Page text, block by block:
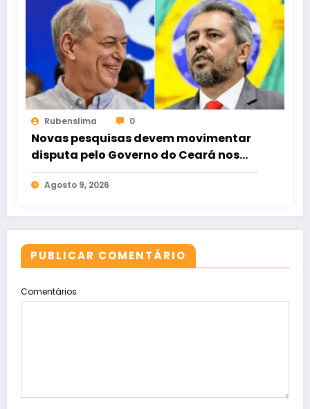
Rubenslima 0
Novas pesquisas devem movimentar
disputa pelo Governo do Ceará nos
próximos dias
Agosto 9, 2026
PUBLICAR COMENTÁRIO
Comentários